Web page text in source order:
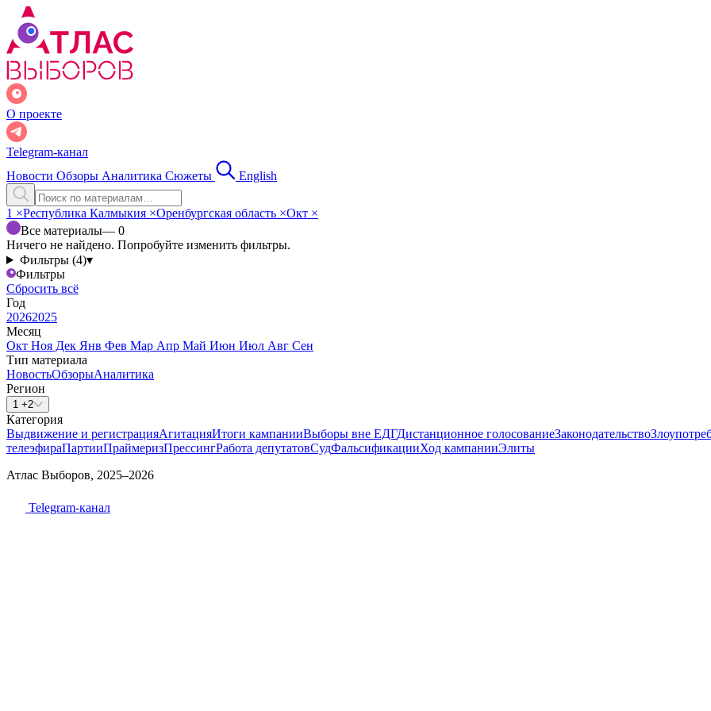
О проекте
Telegram-канал
Новости Обзоры Аналитика Сюжеты English
1 ×Республика Калмыкия ×Оренбургская область ×Окт ×
Все материалы— 0
Ничего не найдено. Попробуйте изменить фильтры.
Фильтры (4)▾
Фильтры
Сбросить всё
Год
20262025
Месяц
Окт Ноя Дек Янв Фев Мар Апр Май Июн Июл Авг Сен
Тип материала
НовостьОбзорыАналитика
Регион
1 +2
Категория
Выдвижение и регистрацияАгитацияИтоги кампанииВыборы вне ЕДГДистанционное голосованиеЗаконодательство
телеэфираПартииПраймеризПрессингРабота депутатовСудФальсификацииХод кампанииЭлиты
Атлас Выборов, 2025–2026
Telegram-канал